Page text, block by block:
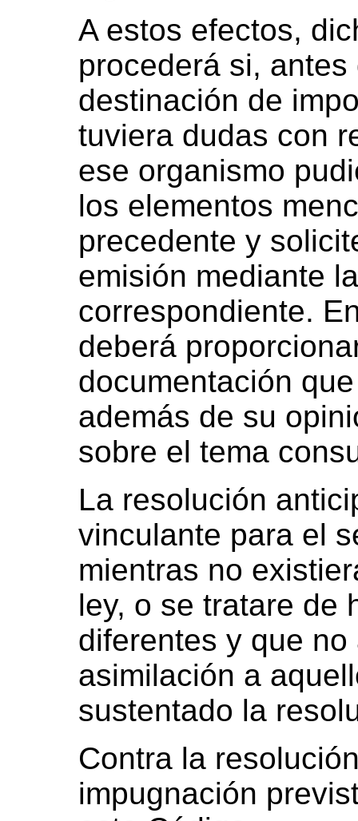
A estos efectos,
procederá si,
destinación de
tuviera dudas con
ese organismo
los elementos
precedente y
emisión mediante
correspondiente.
deberá
documentación
además de su
sobre el tema
La resolución
vinculante para el
mientras no
ley, o se tratare de
diferentes y que
asimilación a
sustentado la
Contra la
impugnación